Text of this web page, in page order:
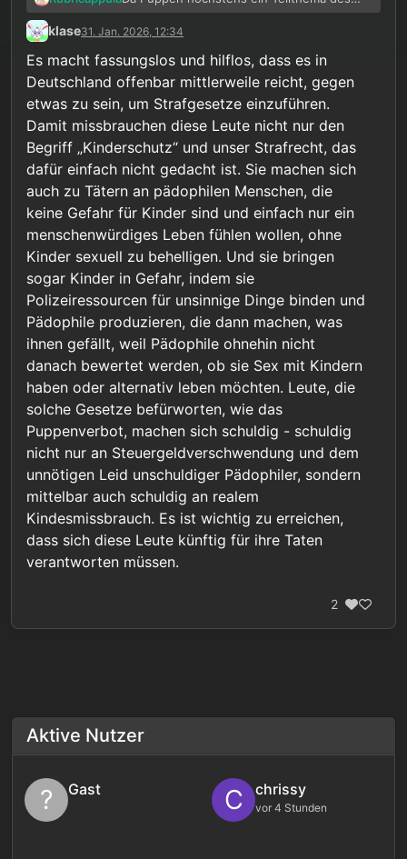
ganzen sind, lässt definitiv nicht nur Beier
KTW schlecht aussehen. Zumal je nach
Meinungen herrschen können. Die Person
an meinem Standort (die für mich zuständig
war) ist auch sehr dagegen.
klase31. Jan. 2026, 12:34
Es macht fassungslos und hilflos, dass es in
Deutschland offenbar mittlerweile reicht, gegen
etwas zu sein, um Strafgesetze einzuführen.
Damit missbrauchen diese Leute nicht nur den
Begriff „Kinderschutz“ und unser Strafrecht, das
dafür einfach nicht gedacht ist. Sie machen sich
auch zu Tätern an pädophilen Menschen, die
keine Gefahr für Kinder sind und einfach nur ein
menschenwürdiges Leben fühlen wollen, ohne
Kinder sexuell zu behelligen. Und sie bringen
sogar Kinder in Gefahr, indem sie
Polizeiressourcen für unsinnige Dinge binden und
Pädophile produzieren, die dann machen, was
ihnen gefällt, weil Pädophile ohnehin nicht
danach bewertet werden, ob sie Sex mit Kindern
haben oder alternativ leben möchten. Leute, die
solche Gesetze befürworten, wie das
Puppenverbot, machen sich schuldig - schuldig
nicht nur an Steuergeldverschwendung und dem
unnötigen Leid unschuldiger Pädophiler, sondern
mittelbar auch schuldig an realem
Kindesmissbrauch. Es ist wichtig zu erreichen,
dass sich diese Leute künftig für ihre Taten
verantworten müssen.
2
Aktive Nutzer
? Gast C chrissy
vor 4 Stunden